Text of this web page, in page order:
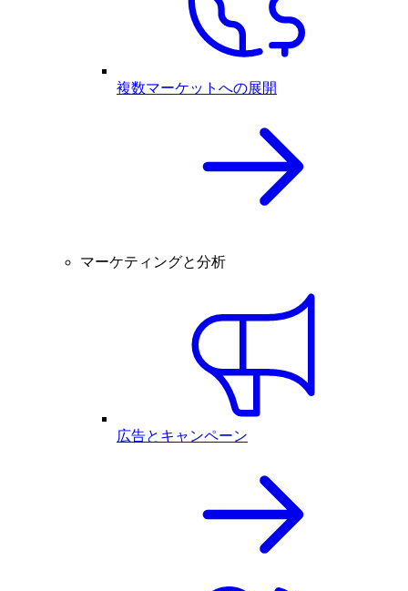
複数マーケットへの展開
マーケティングと分析
広告とキャンペーン